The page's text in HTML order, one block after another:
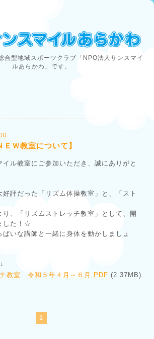
合型地域スポーツクラブ「NPO法人サンスマイ
ルあらかわ」です。
ＥＷ教室について】
イル教室にご参加いただき、誠にありがと
好評だった「リズム体操教室」と、「スト
り、「リズムストレッチ教室」として、開
した！☆
いな講師と一緒に身体を動かしましょ
チ教室 令和５年４月～６月.PDF (2.37MB)
1